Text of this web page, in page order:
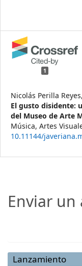
1
Nicolás Perilla
El gusto disidente:
del Museo de Arte
Música, Artes
10.11144/
Enviar
Lanzamiento